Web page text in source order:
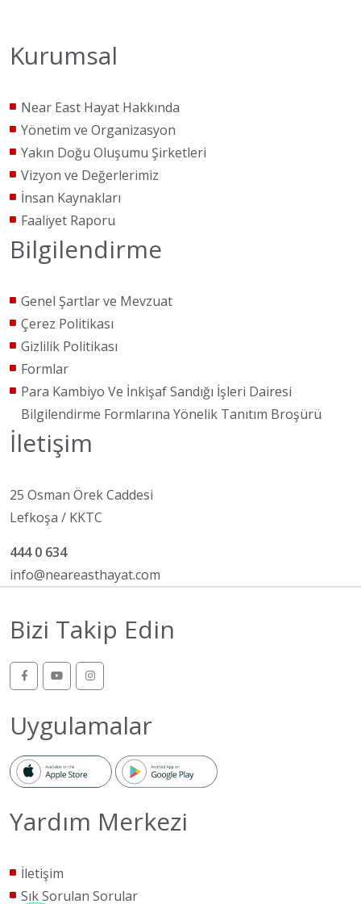
Kurumsal
Near East Hayat Hakkında
Yönetim ve Organizasyon
Yakın Doğu Oluşumu Şirketleri
Vizyon ve Değerlerimiz
İnsan Kaynakları
Faaliyet Raporu
Bilgilendirme
Genel Şartlar ve Mevzuat
Çerez Politikası
Gizlilik Politikası
Formlar
Para Kambiyo Ve İnkişaf Sandığı İşleri Dairesi
Bilgilendirme Formlarına Yönelik Tanıtım Broşürü
İletişim
25 Osman Örek Caddesi
Lefkoşa / KKTC
444 0 634
info@neareasthayat.com
Bizi Takip Edin
Uygulamalar
Yardım Merkezi
İletişim
Sık Sorulan Sorular